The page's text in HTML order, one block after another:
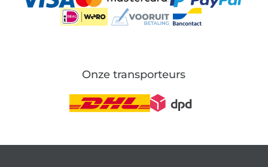
Onze transporteurs